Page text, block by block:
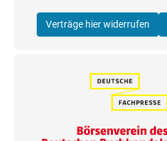
Verträge hier widerrufen